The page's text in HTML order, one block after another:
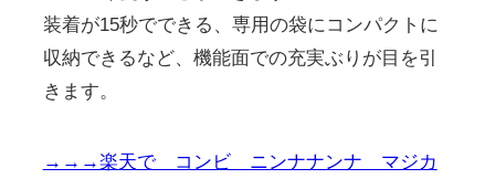
装着が15秒でできる、専用の袋にコンパクトに
収納できるなど、機能面での充実ぶりが目を引
きます。
→→→楽天で コンビ ニンナナンナ マジカ